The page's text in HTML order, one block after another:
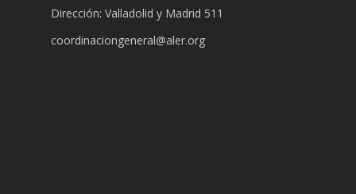
Dirección: Valladolid y Madrid 511
coordinaciongeneral@aler.org